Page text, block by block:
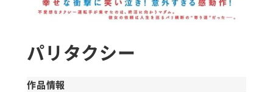
パリタクシー
作品情報